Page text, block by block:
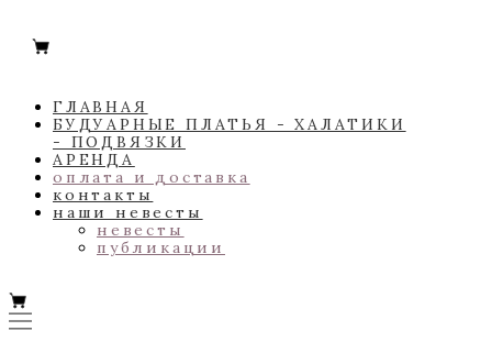
ГЛАВНАЯ
БУДУАРНЫЕ ПЛАТЬЯ - ХАЛАТИКИ
- ПОДВЯЗКИ
АРЕНДА
оплата и доставка
контакты
наши невесты
невесты
публикации